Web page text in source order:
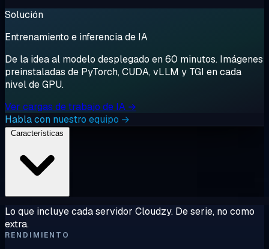
Solución
Entrenamiento e inferencia de IA
De la idea al modelo desplegado en 60 minutos. Imágenes
preinstaladas de PyTorch, CUDA, vLLM y TGI en cada
nivel de GPU.
Ver cargas de trabajo de IA →
Habla con nuestro equipo →
Lo que incluye cada servidor Cloudzy. De serie, no como
extra.
RENDIMIENTO